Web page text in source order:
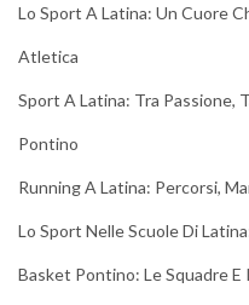
Lo Sport A Latina: Un Cuore
Atletica
Sport A Latina: Tra Passione,
Pontino
Running A Latina: Percorsi,
Lo Sport Nelle Scuole Di
Basket Pontino: Le Squadre E